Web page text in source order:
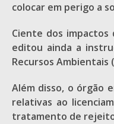
colocar em perigo a
Ciente dos impactos
editou ainda a
Recursos Ambientais
Além disso, o órgão
relativas ao
tratamento de